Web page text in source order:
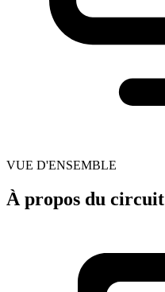
VUE D'ENSEMBLE
À propos du circuit